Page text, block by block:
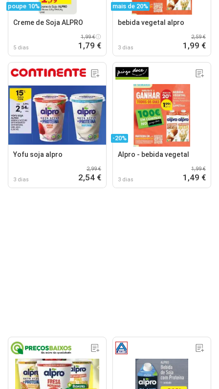
poupe 10%
Creme de Soja ALPRO
5 dias
1,99 €
1,79 €
mais de 20%
bebida vegetal alpro
3 dias
2,59 €
1,99 €
Yofu soja alpro
3 dias
2,99 €
2,54 €
-20%
Alpro - bebida vegetal
3 dias
1,99 €
1,49 €